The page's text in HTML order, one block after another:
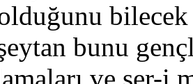
bunu